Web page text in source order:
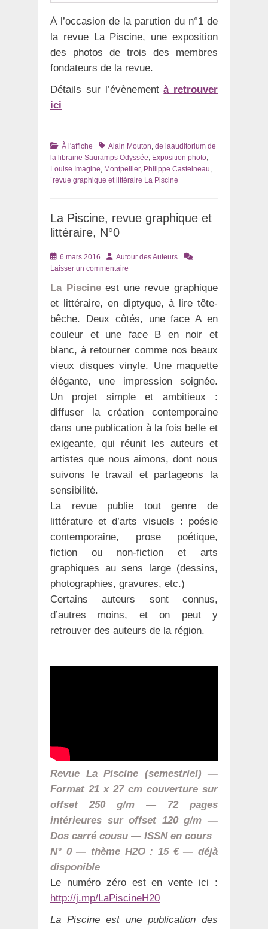
À l’occasion de la parution du n°1 de
la revue La Piscine, une exposition
des photos de trois des membres
fondateurs de la revue.
Détails sur l’évènement à retrouver
ici
Catégories
À l'affiche TagsAlain Mouton de laauditorium de
la librairie Sauramps Odyssée Exposition photo
Louise Imagine Montpellier, Philippe Castelneau
¨revue graphique et littéraire La Piscine
La Piscine, revue graphique et
littéraire, N°0
Posté
le
6 mars 2016 AuteurAutour des Auteurs
Laisser un commentaire
La Piscineest une revue graphique
et littéraire, en diptyque, à lire tête-
bêche. Deux côtés, une face A en
couleur et une face B en noir et
blanc, à retourner comme nos beaux
vieux disques vinyle. Une maquette
élégante, une impression soignée.
Un projet simple et ambitieux :
diffuser la création contemporaine
dans une publication à la fois belle et
exigeante, qui réunit les auteurs et
artistes que nous aimons, dont nous
suivons le travail et partageons la
sensibilité.
La revue publie tout genre de
littérature et d’arts visuels : poésie
contemporaine, prose poétique,
fiction ou non-fiction et arts
graphiques au sens large (dessins,
photographies, gravures, etc.)
Certains auteurs sont connus,
d’autres moins, et on peut y
retrouver des auteurs de la région.
Revue La Piscine (semestriel) —
Format 21 x 27 cm couverture sur
offset 250 g/m — 72 pages
intérieures sur offset 120 g/m —
Dos carré cousu — ISSN en cours
N° 0 — thème H2O : 15 € — déjà
disponible
Le numéro zéro est en vente ici :
http://j.mp/LaPiscineH20
La Piscine est une publication des